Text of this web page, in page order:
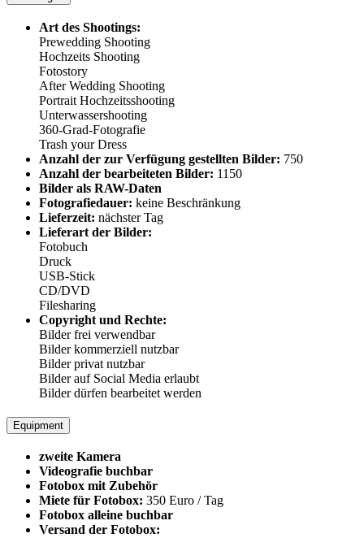
Art des Shootings:
Prewedding Shooting
Hochzeits Shooting
Fotostory
After Wedding Shooting
Portrait Hochzeitsshooting
Unterwassershooting
360-Grad-Fotografie
Trash your Dress
Anzahl der zur Verfügung gestellten Bilder: 750
Anzahl der bearbeiteten Bilder: 1150
Bilder als RAW-Daten
Fotografiedauer: keine Beschränkung
Lieferzeit: nächster Tag
Lieferart der Bilder:
Fotobuch
Druck
USB-Stick
CD/DVD
Filesharing
Copyright und Rechte:
Bilder frei verwendbar
Bilder kommerziell nutzbar
Bilder privat nutzbar
Bilder auf Social Media erlaubt
Bilder dürfen bearbeitet werden
Equipment
zweite Kamera
Videografie buchbar
Fotobox mit Zubehör
Miete für Fotobox: 350 Euro / Tag
Fotobox alleine buchbar
Versand der Fotobox: